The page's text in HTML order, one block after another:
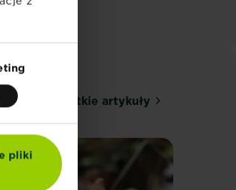
pliki
Odkryj wszystkie artykuły